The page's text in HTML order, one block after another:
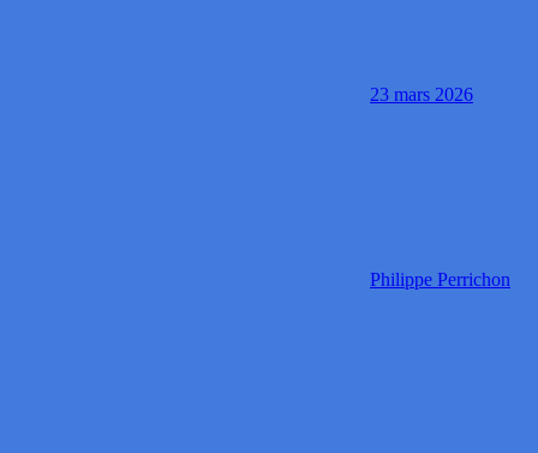
23 mars 2026
Philippe Perrichon